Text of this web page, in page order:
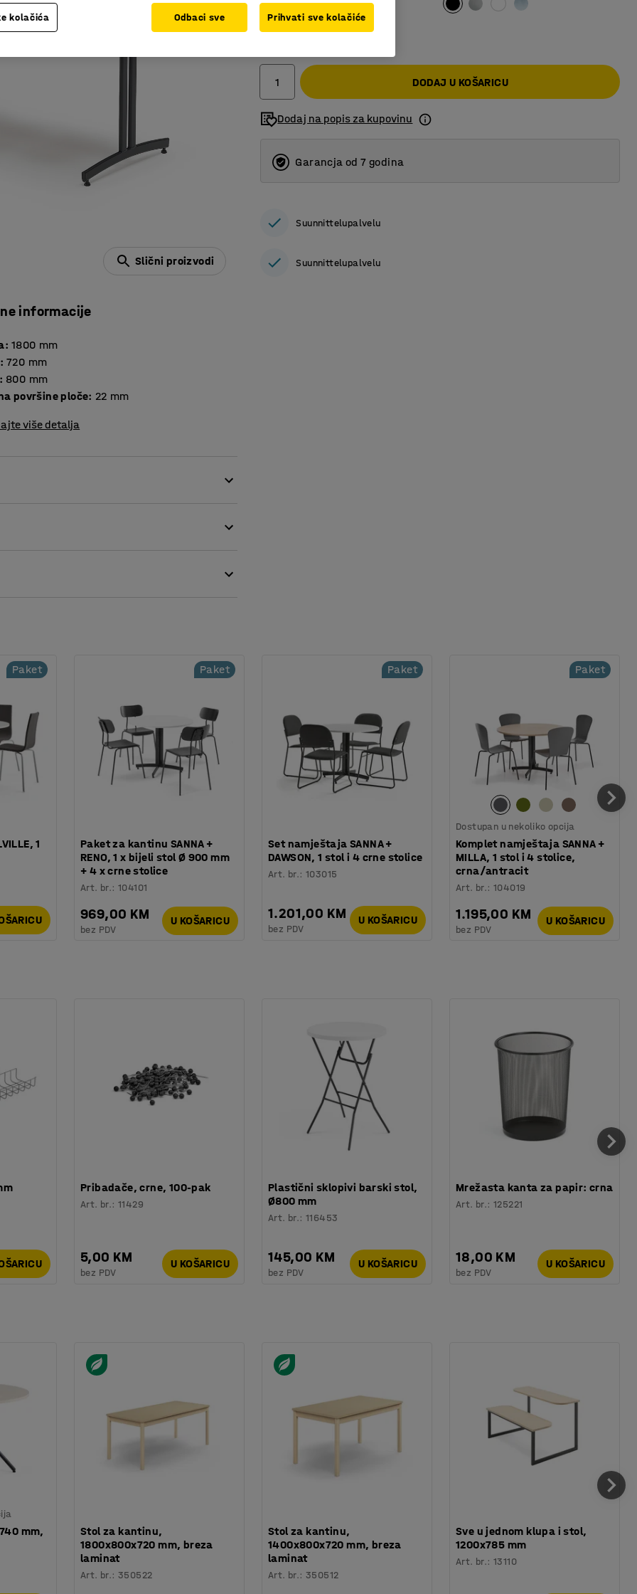
Slični proizvodi
informacije
: 1800 mm
: 720 mm
: 800 mm
Debljina površine ploče: 22 mm
više detalja
Podesivo postolje dopušta da stol
su dostupni, tako da možete odabrati onaj
449,00 KM
DODAJ U KOŠARICU
Dodaj na popis za kupovinu
Garancja od 7 godina
Suunnittelupalvelu
Suunnittelupalvelu
Paket
1
Paket
Paket za kantinu SANNA +
RENO, 1 x bijeli stol Ø 900 mm
+ 4 x crne stolice
Art. br.:104101
969,00 KM
bez PDV
U KOŠARICU
Paket
Set namještaja SANNA +
DAWSON, 1 stol i 4 crne stolice
Art. br.:103015
1.201,00 KM
bez PDV
U KOŠARICU
Paket
Dostupan u nekoliko opcija
Komplet namještaja SANNA +
MILLA, 1 stol i 4 stolice,
crna/antracit
Art. br.:104019
1.195,00 KM
bez PDV
U KOŠARICU
Pribadače, crne, 100-pak
Art. br.:11429
5,00 KM
bez PDV
U KOŠARICU
Plastični sklopivi barski stol,
Ø800 mm
Art. br.:116453
145,00 KM
bez PDV
U KOŠARICU
Mrežasta kanta za papir: crna
Art. br.:125221
18,00 KM
bez PDV
U KOŠARICU
mm,
Stol za kantinu,
1800x800x720 mm, breza
laminat
Art. br.:350522
Stol za kantinu,
1400x800x720 mm, breza
laminat
Art. br.:350512
Sve u jednom klupa i stol,
1200x785 mm
Art. br.:13110
kolačića Odbaci sve Prihvati sve kolačiće